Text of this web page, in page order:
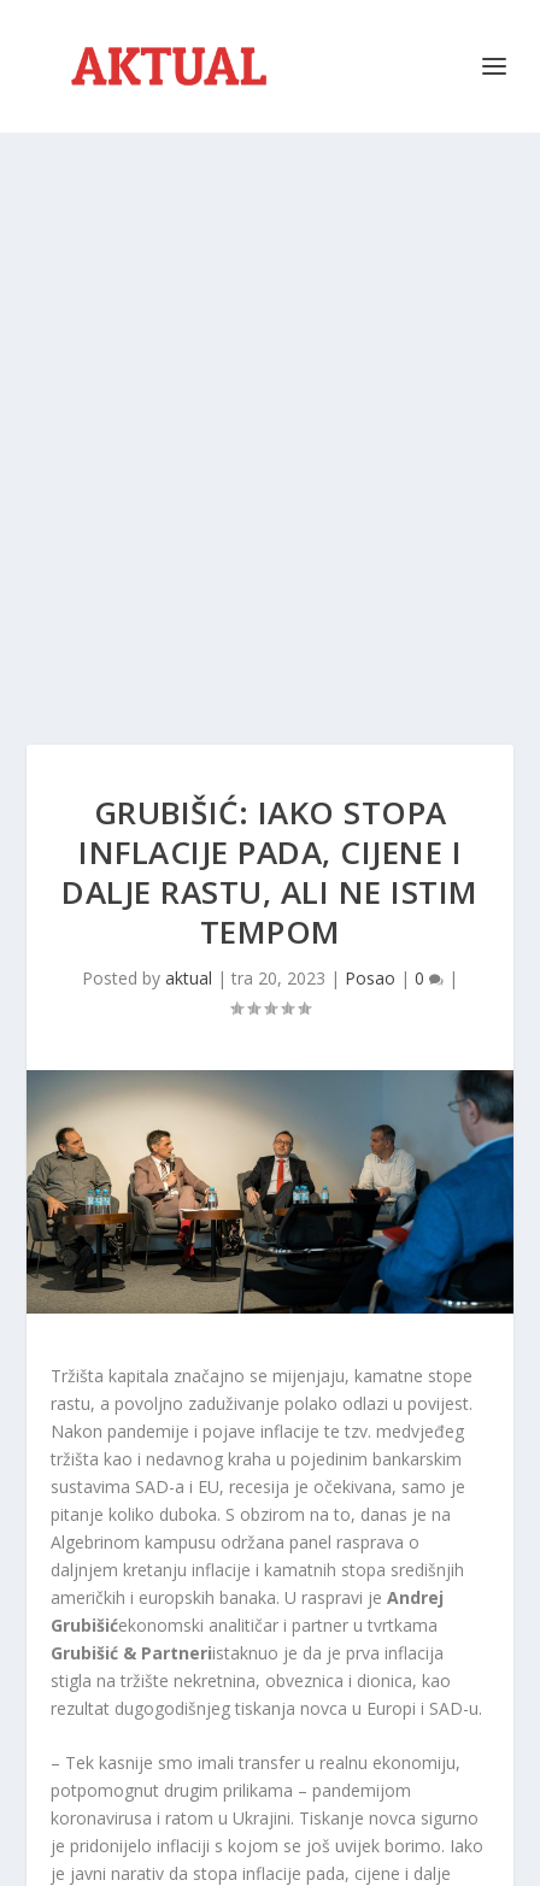
GRUBIŠIĆ: IAKO STOPA
INFLACIJE PADA, CIJENE I
DALJE RASTU, ALI NE ISTIM
TEMPOM
Posted by aktual | tra 20, 2023 | Posao | 0 |
Tržišta kapitala značajno se mijenjaju, kamatne stope
rastu, a povoljno zaduživanje polako odlazi u povijest.
Nakon pandemije i pojave inflacije te tzv. medvjeđeg
tržišta kao i nedavnog kraha u pojedinim bankarskim
sustavima SAD-a i EU, recesija je očekivana, samo je
pitanje koliko duboka. S obzirom na to, danas je na
Algebrinom kampusu održana panel rasprava o
daljnjem kretanju inflacije i kamatnih stopa središnjih
američkih i europskih banaka. U raspravi jeAndrej
Grubišićekonomski analitičar i partner u tvrtkama
Grubišić & Partneriistaknuo je da je prva inflacija
stigla na tržište nekretnina, obveznica i dionica, kao
rezultat dugogodišnjeg tiskanja novca u Europi i SAD-u.
– Tek kasnije smo imali transfer u realnu ekonomiju,
potpomognut drugim prilikama – pandemijom
koronavirusa i ratom u Ukrajini. Tiskanje novca sigurno
je pridonijelo inflaciji s kojom se još uvijek borimo. Iako
je javni narativ da stopa inflacije pada, cijene i dalje